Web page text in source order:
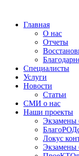
Главная
О нас
Отчеты
Специалисты
Услуги
Новости
Статьи
СМИ о нас
Наши проекты
Экзамены
Локус
Экзамены